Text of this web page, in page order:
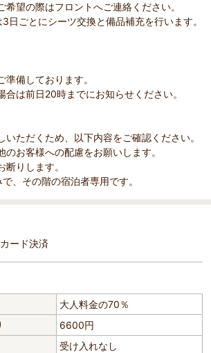
望の際はフロントへご連絡ください。
ごとにシーツ交換と備品補充を行います。
備しております。
は前日20時までにお知らせください。
いただくため、以下内容をご確認ください。
お客様への配慮をお願いします。
りします。
、その階の宿泊者専用です。
ード決済
大人料金の70％
6600円
受け入れなし